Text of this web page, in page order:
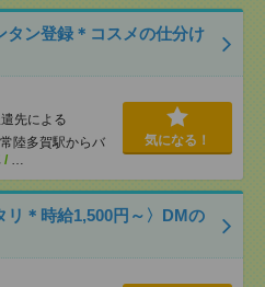
タン登録＊コスメの仕分け
先による
常陸多賀駅からバ
/ …
気になる！
リ＊時給1,500円～〉DMの